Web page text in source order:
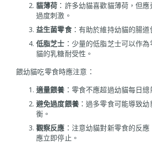
貓薄荷 ：許多幼貓喜歡貓薄荷，但
過度刺激。
益生菌零食：有助於維持幼貓的腸道
低脂芝士 ：少量的低脂芝士可以作
貓的乳糖耐受性。
餵幼貓吃零食時應注意：
適量餵養 ：零食不應超過幼貓每日總
避免過度餵養：過多零食可能導致
衡。
觀察反應 ：注意幼貓對新零食的反
應立即停止。